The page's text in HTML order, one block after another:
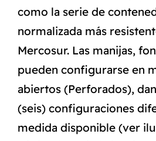
como la serie de
normalizada más
Mercosur. Las manijas,
pueden configurarse en
abiertos (Perforados),
(seis) configuraciones
medida disponible (ver